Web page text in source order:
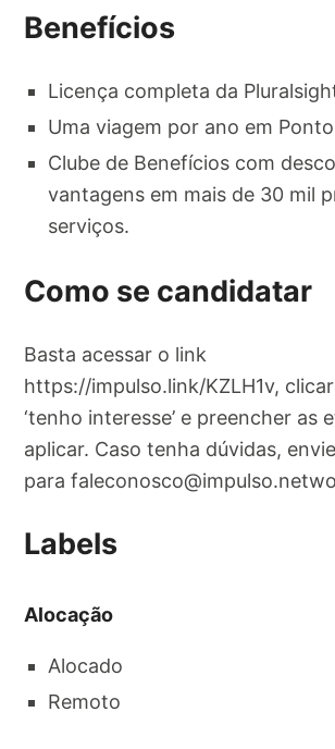
Benefícios
Licença completa da
Uma viagem por ano em
Clube de Benefícios com
vantagens em mais de 30 mil
serviços.
Como se candidatar
Basta acessar o link
https://impulso.link/KZLH1v,
‘tenho interesse’ e preencher as
aplicar. Caso tenha dúvidas,
para
Labels
Alocação
Alocado
Remoto